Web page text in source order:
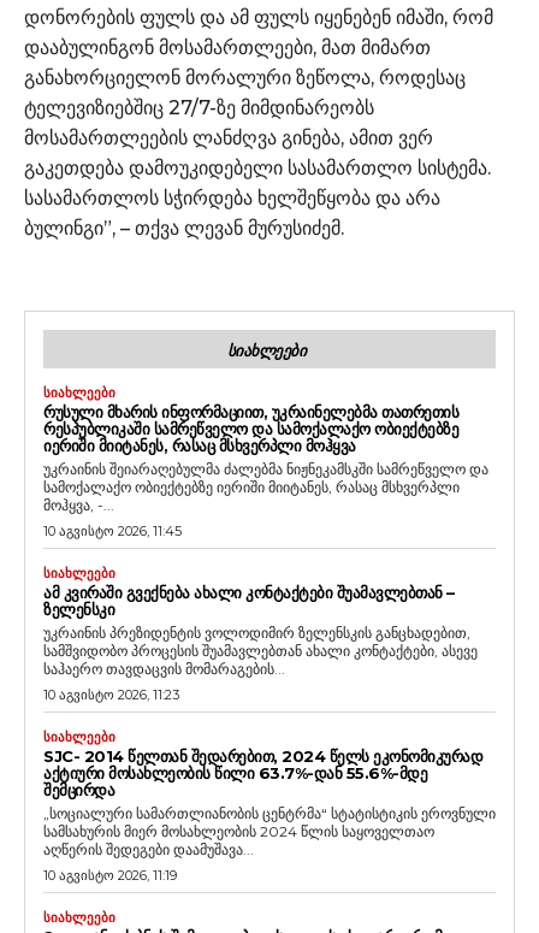
დონორების ფულს და ამ ფულს იყენებენ იმაში, რომ
დააბულინგონ მოსამართლეები, მათ მიმართ
განახორციელონ მორალური ზეწოლა, როდესაც
ტელევიზიებშიც 27/7-ზე მიმდინარეობს
მოსამართლეების ლანძღვა გინება, ამით ვერ
გაკეთდება დამოუკიდებელი სასამართლო სისტემა.
სასამართლოს სჭირდება ხელშეწყობა და არა
ბულინგი”, – თქვა ლევან მურუსიძემ.
ᲡᲘᲐᲮᲚᲔᲔᲑᲘ
ᲡᲘᲐᲮᲚᲔᲔᲑᲘ
ᲠᲣᲡᲣᲚᲘ ᲛᲮᲐᲠᲘᲡ ᲘᲜᲤᲝᲠᲛᲐᲪᲘᲘᲗ, ᲣᲙᲠᲐᲘᲜᲔᲚᲔᲑᲛᲐ ᲗᲐᲗᲠᲔᲗᲘᲡ
ᲠᲔᲡᲞᲣᲑᲚᲘᲙᲐᲨᲘ ᲡᲐᲛᲠᲔᲬᲕᲔᲚᲝ ᲓᲐ ᲡᲐᲛᲝᲥᲐᲚᲐᲥᲝ ᲝᲑᲘᲔᲥᲢᲔᲑᲖᲔ
ᲘᲔᲠᲘᲨᲘ ᲛᲘᲘᲢᲐᲜᲔᲡ, ᲠᲐᲡᲐᲪ ᲛᲡᲮᲕᲔᲠᲞᲚᲘ ᲛᲝᲰᲧᲕᲐ
უკრაინის შეიარაღებულმა ძალებმა ნიჟნეკამსკში სამრეწველო და
სამოქალაქო ობიექტებზე იერიში მიიტანეს, რასაც მსხვერპლი
მოჰყვა, -...
10 აგვისტო 2026, 11:45
ᲡᲘᲐᲮᲚᲔᲔᲑᲘ
ᲐᲛ ᲙᲕᲘᲠᲐᲨᲘ ᲒᲕᲔᲥᲜᲔᲑᲐ ᲐᲮᲐᲚᲘ ᲙᲝᲜᲢᲐᲥᲢᲔᲑᲘ ᲨᲣᲐᲛᲐᲕᲚᲔᲑᲗᲐᲜ –
ᲖᲔᲚᲔᲜᲡᲙᲘ
უკრაინის პრეზიდენტის ვოლოდიმირ ზელენსკის განცხადებით,
სამშვიდობო პროცესის შუამავლებთან ახალი კონტაქტები, ასევე
საჰაერო თავდაცვის მომარაგების...
10 აგვისტო 2026, 11:23
ᲡᲘᲐᲮᲚᲔᲔᲑᲘ
SJC- 2014 ᲬᲔᲚᲗᲐᲜ ᲨᲔᲓᲐᲠᲔᲑᲘᲗ, 2024 ᲬᲔᲚᲡ ᲔᲙᲝᲜᲝᲛᲘᲙᲣᲠᲐᲓ
ᲐᲥᲢᲘᲣᲠᲘ ᲛᲝᲡᲐᲮᲚᲔᲝᲑᲘᲡ ᲬᲘᲚᲘ 63.7%-ᲓᲐᲜ 55.6%-ᲛᲓᲔ
ᲨᲔᲛᲪᲘᲠᲓᲐ
„სოციალური სამართლიანობის ცენტრმა“ სტატისტიკის ეროვნული
სამსახურის მიერ მოსახლეობის 2024 წლის საყოველთაო
აღწერის შედეგები დაამუშავა...
10 აგვისტო 2026, 11:19
ᲡᲘᲐᲮᲚᲔᲔᲑᲘ